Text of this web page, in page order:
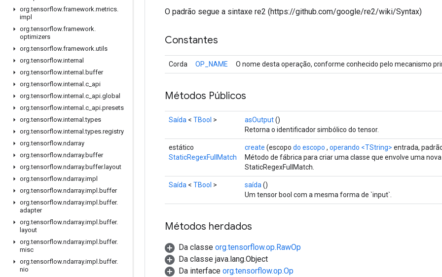
org.tensorflow.framework.metrics.
impl
org.tensorflow.framework.
optimizers
org.tensorflow.framework.utils
org.tensorflow.internal
org.tensorflow.internal .buffer
org.tensorflow.internal .c api
org.tensorflow.internal .c api.global
org.tensorflow.internal .c api.presets
org.tensorflow.internal .types
org.tensorflow.internal .types.registry
org.tensorflow.ndarray
org.tensorflow.ndarray.buffer
org.tensorflow.ndarray.buffer. layout
org.tensorflow.ndarray.impl
org.tensorflow.ndarray.impl .buffer
org.tensorflow.ndarray.impl .buffer.
adapter
org.tensorflow.ndarray.impl .buffer.
layout
org.tensorflow.ndarray.impl .buffer.
misc
org.tensorflow.ndarray.impl .buffer.
nio
O padrão segue a sintaxe re2 (https://github.com/google/re2/wiki/Syntax)
Constantes
Corda OP_NAME O nome desta operação, conforme conhecido pelo mecanismo
Métodos Públicos
Saída < TBool > asOutput()
Retorna o identificador simbólico do tensor.
estático
StaticRegexFullMatch
create (escopo do escopo , operando <TString> entrada,
Método de fábrica para criar uma classe que envolve uma
StaticRegexFullMatch.
Saída < TBool > saída ()
Um tensor bool com a mesma forma de `input`.
Métodos herdados
Da classe org.tensorflow.op.RawOp
Da classe java.lang.Object
Da interface org.tensorflow.op.Op